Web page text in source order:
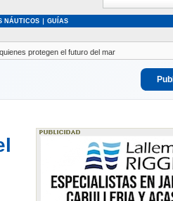
NÁUTICOS GUÍAS
protegen el futuro del mar